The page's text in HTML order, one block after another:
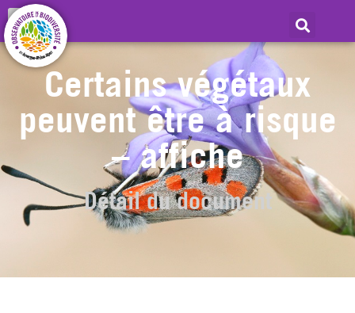
Certains végétaux
peuvent être à risque
– affiche
Détail du document